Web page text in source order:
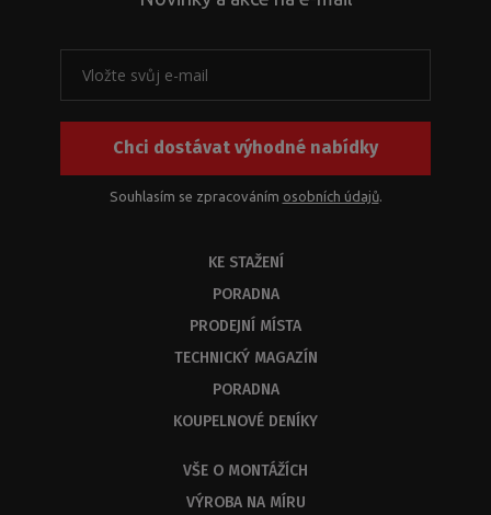
Chci dostávat výhodné nabídky
Souhlasím se zpracováním osobních údajů.
KE STAŽENÍ
PORADNA
PRODEJNÍ MÍSTA
TECHNICKÝ MAGAZÍN
PORADNA
KOUPELNOVÉ DENÍKY
VŠE O MONTÁŽÍCH
VÝROBA NA MÍRU